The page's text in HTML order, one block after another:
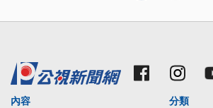
內容
分類